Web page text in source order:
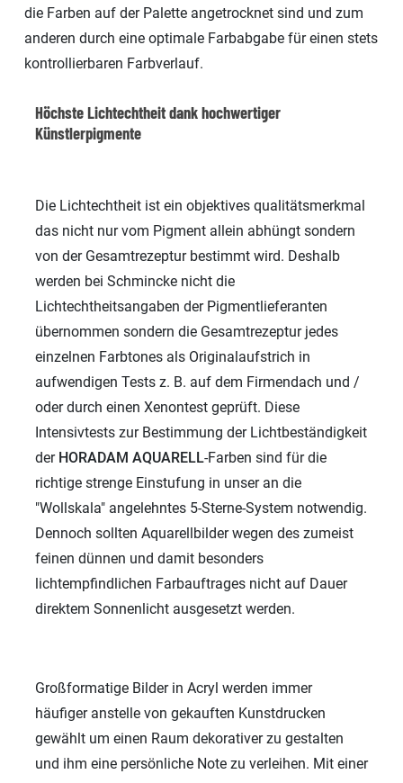
die Farben auf der Palette angetrocknet sind und zum
anderen durch eine optimale Farbabgabe für einen stets
kontrollierbaren Farbverlauf.
Höchste Lichtechtheit dank hochwertiger
Künstlerpigmente
Die Lichtechtheit ist ein objektives qualitätsmerkmal
das nicht nur vom Pigment allein abhüngt sondern
von der Gesamtrezeptur bestimmt wird. Deshalb
werden bei Schmincke nicht die
Lichtechtheitsangaben der Pigmentlieferanten
übernommen sondern die Gesamtrezeptur jedes
einzelnen Farbtones als Originalaufstrich in
aufwendigen Tests z. B. auf dem Firmendach und /
oder durch einen Xenontest geprüft. Diese
Intensivtests zur Bestimmung der Lichtbeständigkeit
der HORADAM AQUARELL-Farben sind für die
richtige strenge Einstufung in unser an die
"Wollskala" angelehntes 5-Sterne-System notwendig.
Dennoch sollten Aquarellbilder wegen des zumeist
feinen dünnen und damit besonders
lichtempfindlichen Farbauftrages nicht auf Dauer
direktem Sonnenlicht ausgesetzt werden.
Großformatige Bilder in Acryl werden immer
häufiger anstelle von gekauften Kunstdrucken
gewählt um einen Raum dekorativer zu gestalten
und ihm eine persönliche Note zu verleihen. Mit einer